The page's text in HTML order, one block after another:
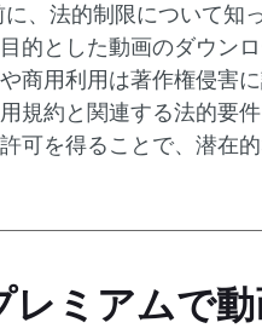
、法的制限について知
的とした動画のダウン
商用利用は著作権侵害
規約と関連する法的要
可を得ることで、潜在
ミアムで